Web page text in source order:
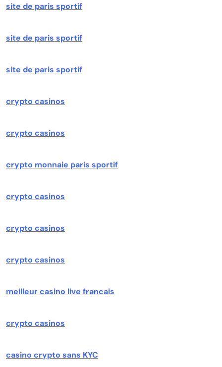
site de paris sportif
site de paris sportif
site de paris sportif
crypto casinos
crypto casinos
crypto monnaie paris sportif
crypto casinos
crypto casinos
crypto casinos
meilleur casino live francais
crypto casinos
casino crypto sans KYC